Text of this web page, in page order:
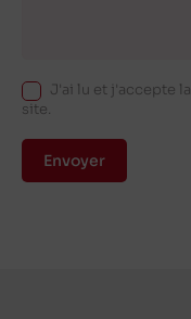
J'ai lu et j'accepte la
site.
Envoyer